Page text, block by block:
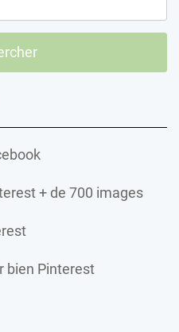
+ de 700 images
bien Pinterest